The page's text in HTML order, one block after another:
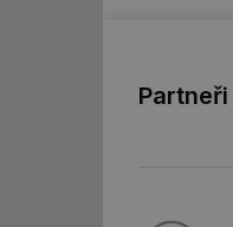
Partneři